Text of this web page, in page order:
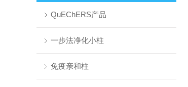
QuEChERS产品
一步法净化小柱
免疫亲和柱